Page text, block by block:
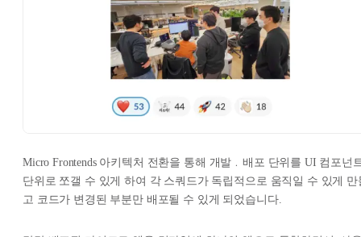
Micro Frontends 아키텍처 전환을 통해 개발﹒배포 단위를 UI 컴포넌
단위로 쪼갤 수 있게 하여 각 스쿼드가 독립적으로 움직일 수 있게 만
고 코드가 변경된 부분만 배포될 수 있게 되었습니다.